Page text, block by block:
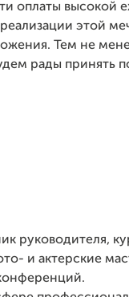
оплаты высокой
этой
Тем не
рады принять
руководителя,
и актерские